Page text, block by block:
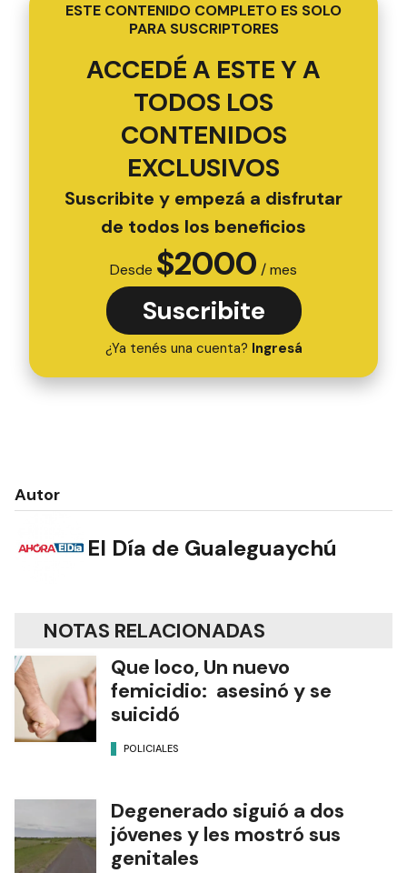
ESTE CONTENIDO COMPLETO ES SOLO
PARA SUSCRIPTORES
ACCEDÉ A ESTE Y A
TODOS LOS
CONTENIDOS
EXCLUSIVOS
Suscribite y empezá a disfrutar
de todos los beneficios
Desde $2000 / mes
Suscribite
¿Ya tenés una cuenta? Ingresá
Autor
El Día de Gualeguaychú
NOTAS RELACIONADAS
Que loco, Un nuevo
femicidio: asesinó y se
suicidó
POLICIALES
Degenerado siguió a dos
jóvenes y les mostró sus
genitales